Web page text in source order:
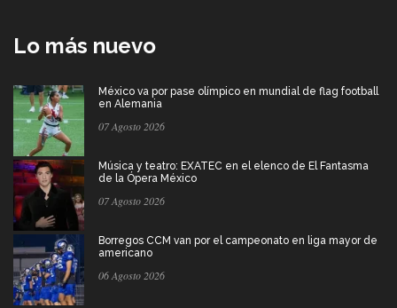
Lo más nuevo
México va por pase olímpico en mundial de flag football
en Alemania
07 Agosto 2026
Música y teatro: EXATEC en el elenco de El Fantasma
de la Ópera México
07 Agosto 2026
Borregos CCM van por el campeonato en liga mayor de
americano
06 Agosto 2026